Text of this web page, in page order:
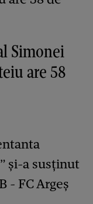
Simonei
are 58